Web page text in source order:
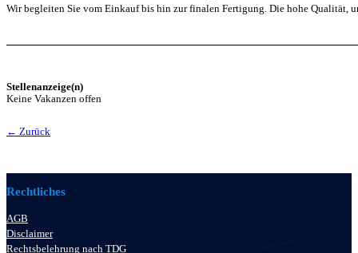
Wir begleiten Sie vom Einkauf bis hin zur finalen Fertigung. Die hohe Qualität,
Stellenanzeige(n)
Keine Vakanzen offen
← Zurück
Rechtliches
AGB
Disclaimer
Rechtsbelehrung nach TDG